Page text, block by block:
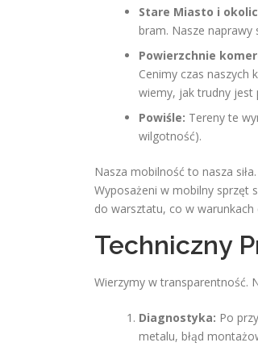
Stare Miasto i
bram. Nasze naprawy
Powierzchnie
Cenimy czas naszych
wiemy, jak trudny jest
Powiśle: Tereny te
wilgotność).
Nasza mobilność to nasza
Wyposażeni w mobilny sprzęt
do warsztatu, co w
Techniczny
Wierzymy w transparentność.
Diagnostyka: Po
metalu, błąd